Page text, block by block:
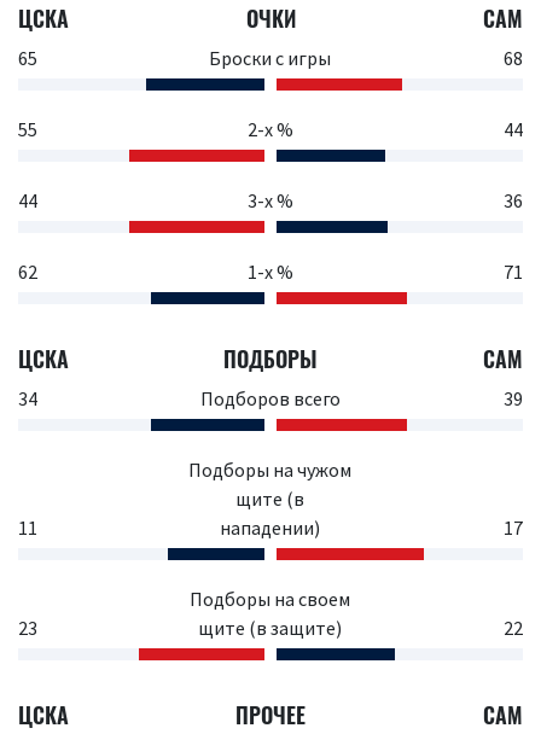
ЦСКА ОЧКИ САМ
65 Броски с игры 68
55 2-х % 44
44 3-х % 36
62 1-х % 71
ЦСКА ПОДБОРЫ САМ
34 Подборов всего 39
11
Подборы на чужом
щите (в
нападении)
17
23
Подборы на своем
щите (в защите)
22
ЦСКА ПРОЧЕЕ САМ